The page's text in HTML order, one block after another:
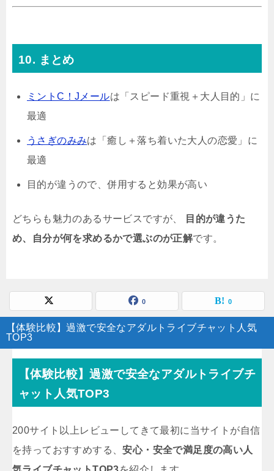
10. まとめ
ミントC！Jメールは「スピード重視＋大人目的」に
最適
うさぎのみみは「癒し＋落ち着いた大人の恋愛」に
最適
目的が違うので、併用すると効果が高い
どちらも魅力のあるサービスですが、
目的が違うた
め、自分が何を求めるかで選ぶのが正解です。
0 0
【体験比較】過激で安全なアダルトライブチャット人気
TOP3
【体験比較】過激で安全なアダルトライブチ
ャット人気TOP3
200サイト以上レビューしてきて最初に当サイトが自信
を持っておすすめする、安心・安全で満足度の高い人